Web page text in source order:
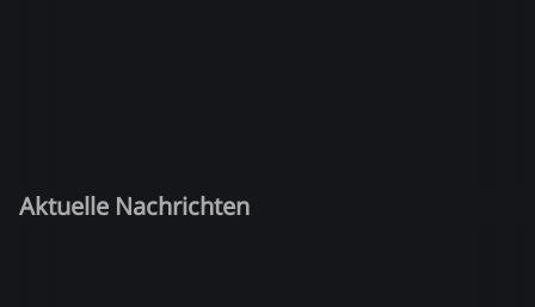
Aktuelle Nachrichten